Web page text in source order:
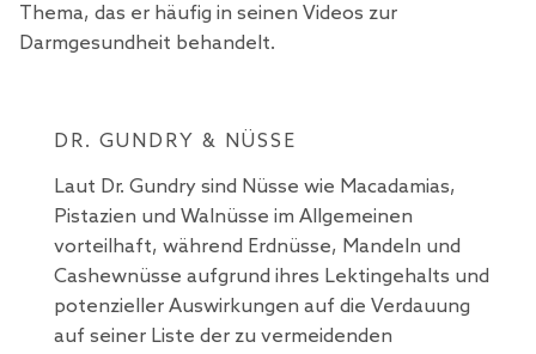
Thema, das er häufig in seinen Videos zur
Darmgesundheit behandelt.
DR. GUNDRY & NÜSSE
Laut Dr. Gundry sind Nüsse wie Macadamias,
Pistazien und Walnüsse im Allgemeinen
vorteilhaft, während Erdnüsse, Mandeln und
Cashewnüsse aufgrund ihres Lektingehalts und
potenzieller Auswirkungen auf die Verdauung
auf seiner Liste der zu vermeidenden